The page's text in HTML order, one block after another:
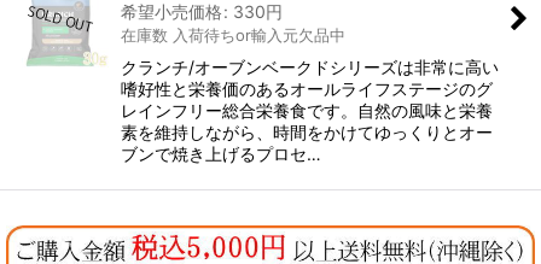
希望小売価格: 330円
在庫数 入荷待ちor輸入元欠品中
クランチ/オーブンベークドシリーズは非常に高い
嗜好性と栄養価のあるオールライフステージのグ
レインフリー総合栄養食です。自然の風味と栄養
素を維持しながら、時間をかけてゆっくりとオー
ブンで焼き上げるプロセ…